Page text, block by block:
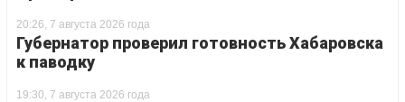
20:26, 7 августа 2026 года
Губернатор проверил готовность Хабаровска
к паводку
19:30, 7 августа 2026 года